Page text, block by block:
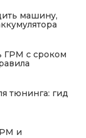
машину,
ГРМ с сроком
тюнинга: гид
и